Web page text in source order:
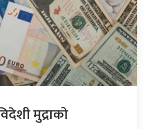
मुद्राको